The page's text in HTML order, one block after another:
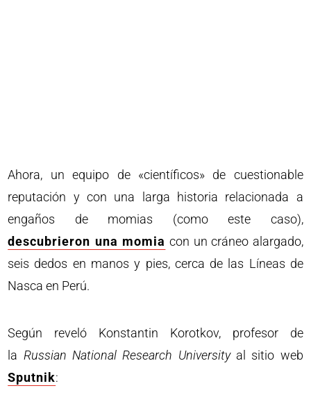
Ahora, un equipo de «científicos» de cuestionable
reputación y con una larga historia relacionada a
engaños de momias (como este caso),
descubrieron una momia con un cráneo alargado,
seis dedos en manos y pies, cerca de las Líneas de
Nasca en Perú.
Según reveló Konstantin Korotkov, profesor de
la Russian National Research Universityal sitio web
Sputnik: